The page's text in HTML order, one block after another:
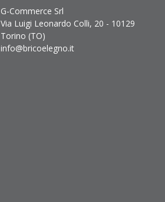
G-Commerce Srl
Via Luigi Leonardo Colli, 20 - 10129
Torino (TO)
info@bricoelegno.it